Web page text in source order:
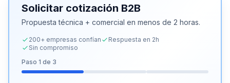
Solicitar cotización B2B
Propuesta técnica + comercial en menos de 2 horas.
200+ empresas confían
Respuesta en 2h
Sin compromiso
Paso 1 de 3